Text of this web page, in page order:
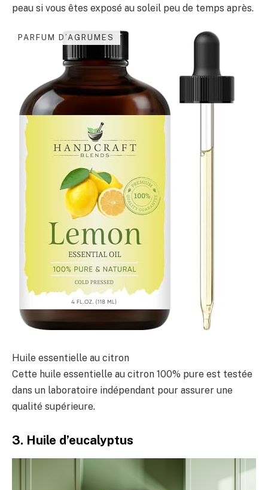
peau si vous êtes exposé au soleil peu de temps après.
PARFUM D’AGRUMES
Huile essentielle au citron
Cette huile essentielle au citron 100% pure est testée
dans un laboratoire indépendant pour assurer une
qualité supérieure.
3. Huile d’eucalyptus